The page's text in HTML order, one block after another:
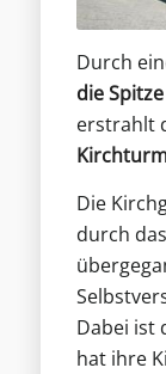
Durch
die
erstrahlt
Die
durch
Dabei ist
hat ihre